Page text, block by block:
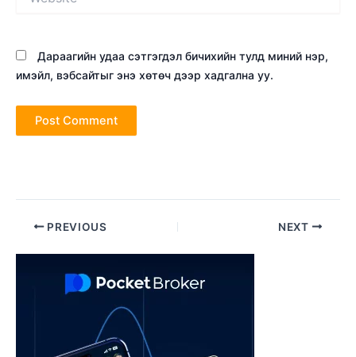
Дараагийн удаа сэтгэгдэл бичихийн тулд миний нэр,
имэйл, вэбсайтыг энэ хөтөч дээр хадгална уу.
Post PREVIOUS NEXT